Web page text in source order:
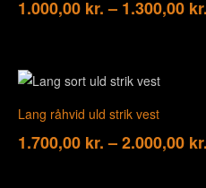
1.000,00 kr. – 1.300,00 kr.
Lang råhvid uld strik vest
1.700,00 kr. –2.000,00 kr.